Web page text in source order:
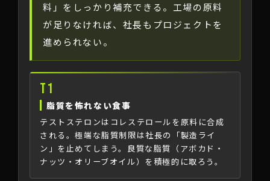
料」をしっかり補充できる。工場の原料
が足りなければ、社長もプロジェクトを
進められない。
T1
脂質を怖れない食事
テストステロンはコレステロールを原料に合成
される。極端な脂質制限は社長の「製造ライ
ン」を止めてしまう。良質な脂質（アボカド・
ナッツ・オリーブオイル）を積極的に取ろう。